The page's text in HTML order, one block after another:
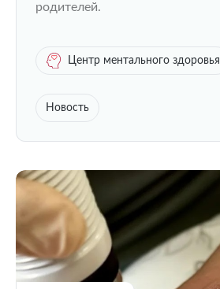
родителей.
Центр ментального здоровья
Новость